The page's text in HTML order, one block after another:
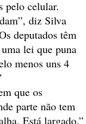
pelo celular.
diz Silva
deputados têm
lei que puna
menos uns 4
que os
parte não tem
Está largado.”